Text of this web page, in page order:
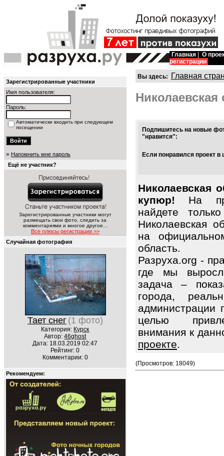
Главная
О
регистрации
Зарегистрированные участники
Имя пользователя:
Пароль:
Автоматически входить при следующем
посещении
» Напомнить мне пароль
Ещё не участник?
Зарегистрированные участники могут
размещать свои фото, следить за
комментариями и многое другое...
Все плюсы регистрации >>
Случайная фотография
Тает снег (1 фото)
Категория: Курск
Автор:46ghost
Дата: 18.03.2019 02:47
Рейтинг: 0
Комментарии: 0
Рекомендуем:
Вы здесь: Главная
Подпишитесь на новые
"нравится":
Если понравился проект
Николаевская
купюр! На
найдете
Николаевская
на
область.
Разруха.org -
где мы
задача –
города,
администрации
целью
внимания к
проекте.
(Просмотров: 18049)